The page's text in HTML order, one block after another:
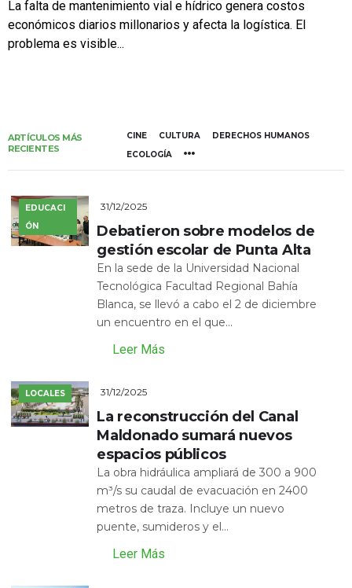
La falta de mantenimiento vial e hídrico genera costos
económicos diarios millonarios y afecta la logística. El
problema es visible...
ARTÍCULOS MÁS
RECIENTES
CINE CULTURA
DERECHOS HUMANOS
ECOLOGÍA
EDUCACI
ÓN
31/12/2025
Debatieron sobre modelos de
gestión escolar de Punta Alta
En la sede de la Universidad Nacional
Tecnológica Facultad Regional Bahía
Blanca, se llevó a cabo el 2 de diciembre
un encuentro en el que...
Leer Más
LOCALES 31/12/2025
La reconstrucción del Canal
Maldonado sumará nuevos
espacios públicos
La obra hidráulica ampliará de 300 a 900
m³/s su caudal de evacuación en 2400
metros de traza. Incluye un nuevo
puente, sumideros y el...
Leer Más